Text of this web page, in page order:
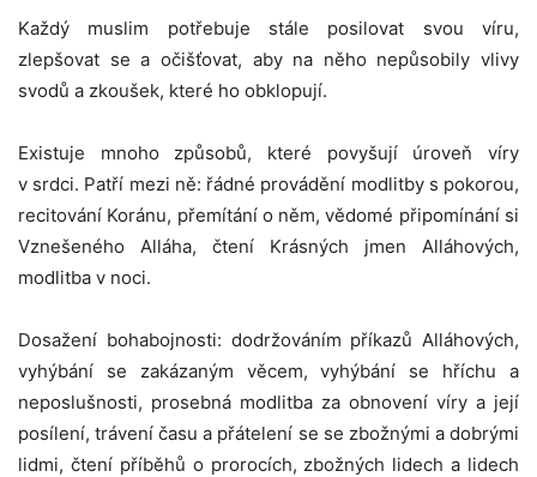
Každý muslim potřebuje stále posilovat svou víru,
zlepšovat se a očišťovat, aby na něho nepůsobily vlivy
svodů a zkoušek, které ho obklopují.
Existuje mnoho způsobů, které povyšují úroveň víry
v srdci. Patří mezi ně: řádné provádění modlitby s pokorou,
recitování Koránu, přemítání o něm, vědomé připomínání si
Vznešeného Alláha, čtení Krásných jmen Alláhových,
modlitba v noci.
Dosažení bohabojnosti: dodržováním příkazů Alláhových,
vyhýbání se zakázaným věcem, vyhýbání se hříchu a
neposlušnosti, prosebná modlitba za obnovení víry a její
posílení, trávení času a přátelení se se zbožnými a dobrými
lidmi, čtení příběhů o prorocích, zbožných lidech a lidech